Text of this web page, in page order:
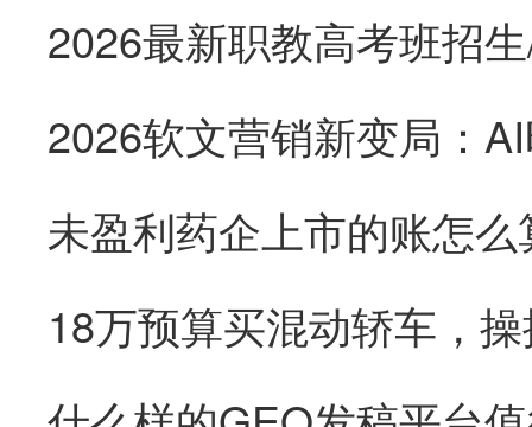
未盈利药企上市的账怎
18万预算买混动轿车，